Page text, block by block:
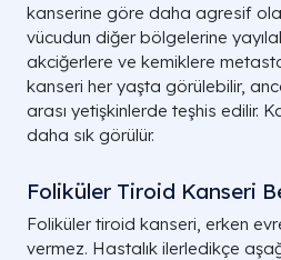
kanserine göre daha agresif
vücudun diğer bölgelerine
akciğerlere ve kemiklere
kanseri her yaşta görülebilir,
arası yetişkinlerde teşhis edilir.
daha sık görülür.
Foliküler Tiroid Kanseri
Foliküler tiroid kanseri, erken
vermez. Hastalık ilerledikçe